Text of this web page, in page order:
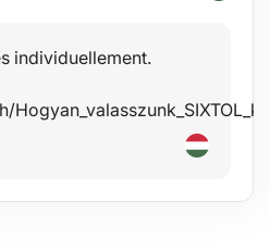
individuellement.